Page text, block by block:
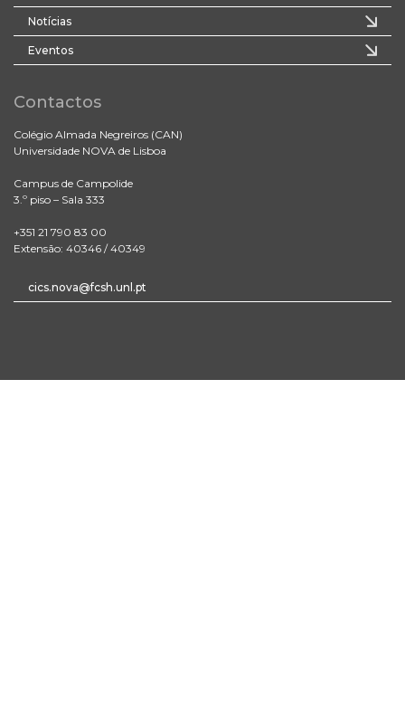
Notícias
Eventos
Contactos
Colégio Almada Negreiros (CAN)
Universidade NOVA de Lisboa
Campus de Campolide
3.º piso – Sala 333
+351 21 790 83 00
Extensão: 40346 / 40349
cics.nova@fcsh.unl.pt